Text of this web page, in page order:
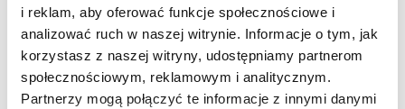
i reklam, aby oferować funkcje społecznościowe i
analizować ruch w naszej witrynie. Informacje o tym, jak
korzystasz z naszej witryny, udostępniamy partnerom
społecznościowym, reklamowym i analitycznym.
Partnerzy mogą połączyć te informacje z innymi danymi
najmniej 20 pkt za portfolio i 20 pkt za rozmowę
kwalifikacyjną.
Kandydaci, którzy otrzymają z dorobku artystycznego
(portfolio) mniej niż 20 pkt. nie są zaproszeni na rozmowę
kwalifikacyjną.